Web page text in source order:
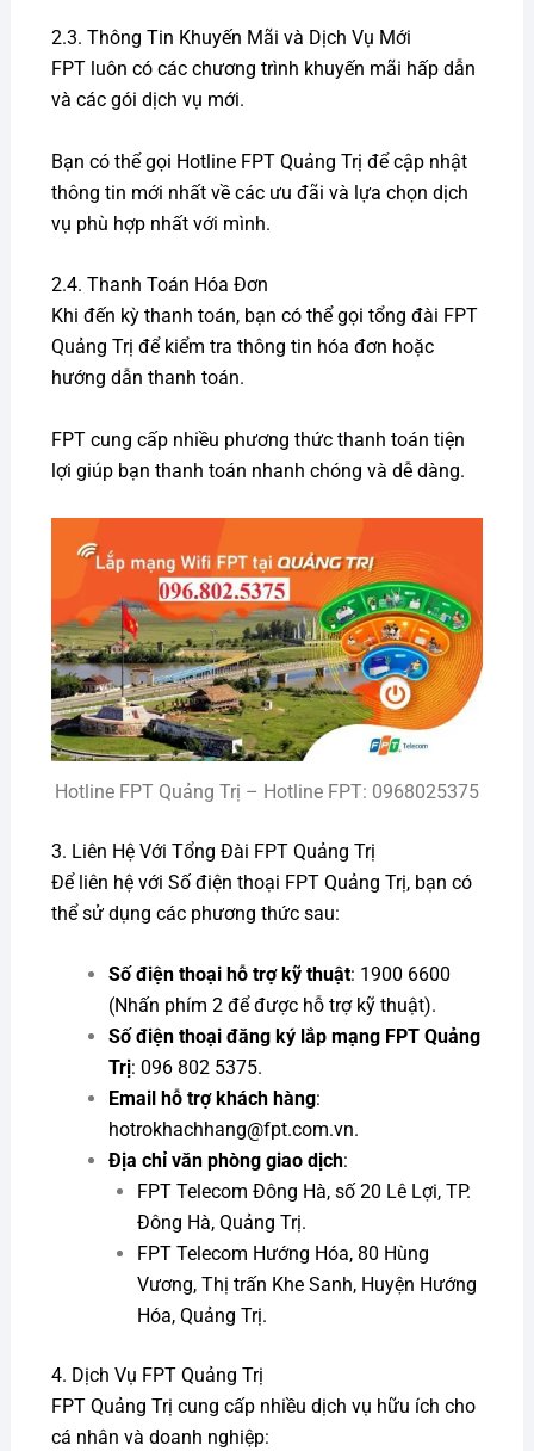
2.3. Thông Tin Khuyến Mãi và Dịch Vụ Mới
FPT luôn có các chương trình khuyến mãi hấp dẫn
và các gói dịch vụ mới.
Bạn có thể gọi Hotline FPT Quảng Trị để cập nhật
thông tin mới nhất về các ưu đãi và lựa chọn dịch
vụ phù hợp nhất với mình.
2.4. Thanh Toán Hóa Đơn
Khi đến kỳ thanh toán, bạn có thể gọi tổng đài FPT
Quảng Trị để kiểm tra thông tin hóa đơn hoặc
hướng dẫn thanh toán.
FPT cung cấp nhiều phương thức thanh toán tiện
lợi giúp bạn thanh toán nhanh chóng và dễ dàng.
Hotline FPT Quảng Trị – Hotline FPT: 0968025375
3. Liên Hệ Với Tổng Đài FPT Quảng Trị
Để liên hệ với Số điện thoại FPT Quảng Trị, bạn có
thể sử dụng các phương thức sau:
Số điện thoại hỗ trợ kỹ thuật: 1900 6600
(Nhấn phím 2 để được hỗ trợ kỹ thuật).
Số điện thoại đăng ký lắp mạng FPT Quảng
Trị: 096 802 5375.
Email hỗ trợ khách hàng:
hotrokhachhang@fpt.com.vn.
Địa chỉ văn phòng giao dịch:
FPT Telecom Đông Hà, số 20 Lê Lợi, TP.
Đông Hà, Quảng Trị.
FPT Telecom Hướng Hóa, 80 Hùng
Vương, Thị trấn Khe Sanh, Huyện Hướng
Hóa, Quảng Trị.
4. Dịch Vụ FPT Quảng Trị
FPT Quảng Trị cung cấp nhiều dịch vụ hữu ích cho
cá nhân và doanh nghiệp: